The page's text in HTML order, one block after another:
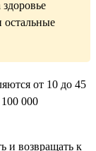
остальные
от 10 до 45
000
и возвращать к